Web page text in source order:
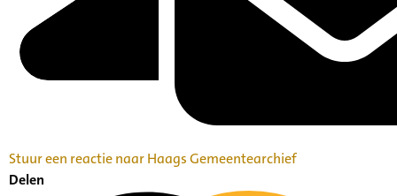
Stuur een reactie naar Haags Gemeentearchief
Delen